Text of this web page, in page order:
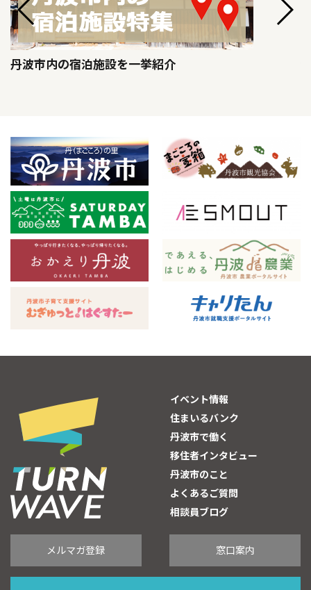
丹波市内の宿泊施設を一挙紹介
イベント情報
住まいるバンク
丹波市で働く
移住者インタビュー
丹波市のこと
よくあるご質問
相談員ブログ
メルマガ登録 窓口案内